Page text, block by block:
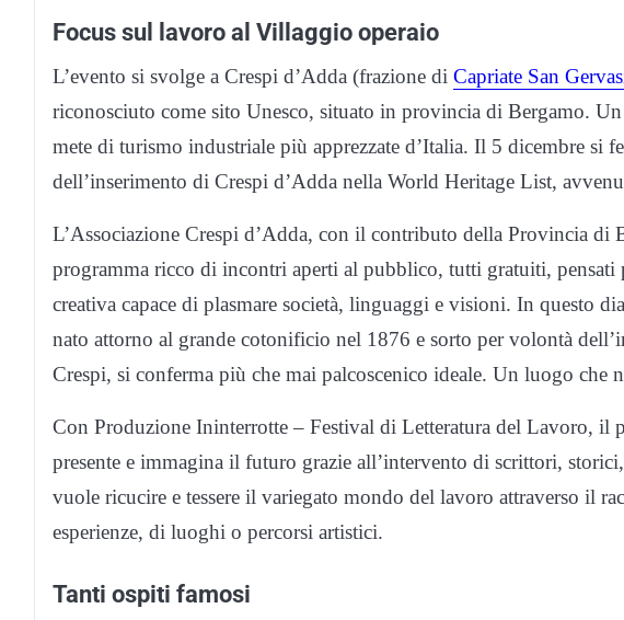
Focus sul lavoro al Villaggio operaio
L’evento si svolge a Crespi d’Adda (frazione di Capriate San
riconosciuto come sito Unesco, situato in provincia di Bergamo.
mete di turismo industriale più apprezzate d’Italia. Il 5 dicembre si
dell’inserimento di Crespi d’Adda nella World Heritage List,
L’Associazione Crespi d’Adda, con il contributo della Provincia di
programma ricco di incontri aperti al pubblico, tutti gratuiti, pensati
creativa capace di plasmare società, linguaggi e visioni. In questo
nato attorno al grande cotonificio nel 1876 e sorto per volontà
Crespi, si conferma più che mai palcoscenico ideale. Un luogo che
Con Produzione Ininterrotte – Festival di Letteratura del Lavoro, il
presente e immagina il futuro grazie all’intervento di scrittori,
vuole ricucire e tessere il variegato mondo del lavoro attraverso il
esperienze, di luoghi o percorsi artistici.
Tanti ospiti famosi